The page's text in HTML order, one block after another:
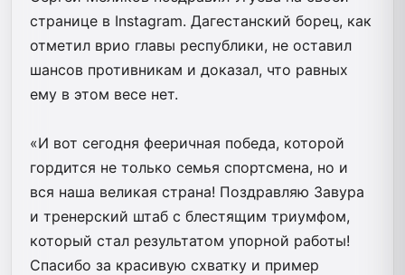
странице в Instagram. Дагестанский борец, как
отметил врио главы республики, не оставил
шансов противникам и доказал, что равных
ему в этом весе нет.
«И вот сегодня фееричная победа, которой
гордится не только семья спортсмена, но и
вся наша великая страна! Поздравляю Завура
и тренерский штаб с блестящим триумфом,
который стал результатом упорной работы!
Спасибо за красивую схватку и пример